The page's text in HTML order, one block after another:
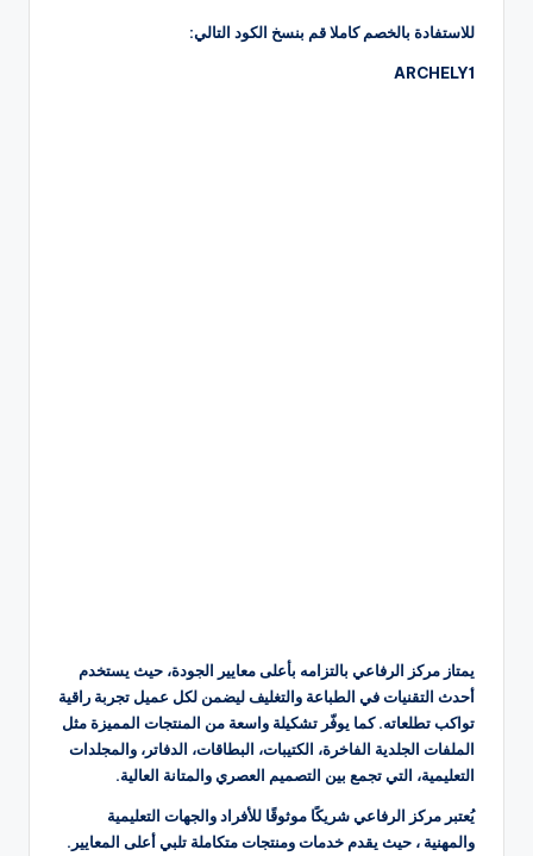
للاستفادة بالخصم كاملا قم بنسخ الكود التالي:
ARCHELY1
يمتاز مركز الرفاعي بالتزامه بأعلى معايير الجودة، حيث يستخدم
أحدث التقنيات في الطباعة والتغليف ليضمن لكل عميل تجربة راقية
تواكب تطلعاته. كما يوفّر تشكيلة واسعة من المنتجات المميزة مثل
الملفات الجلدية الفاخرة، الكتيبات، البطاقات، الدفاتر، والمجلدات
التعليمية، التي تجمع بين التصميم العصري والمتانة العالية.
يُعتبر مركز الرفاعي شريكًا موثوقًا للأفراد والجهات التعليمية
والمهنية ، حيث يقدم خدمات ومنتجات متكاملة تلبي أعلى المعايير.